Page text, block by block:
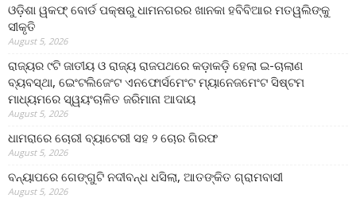
ଓଡ଼ିଶା ୱକଫ୍ ବୋର୍ଡ ପକ୍ଷରୁ ଧାମନଗରର ଖାନକା ହବିବିଆର ମତୱଲିଙ୍କୁ
ସୀକୃତି
August 5, 2026
ରାଜ୍ୟର ୯ଟି ଜାତୀୟ ଓ ରାଜ୍ୟ ରାଜପଥରେ କଡ଼ାକଡ଼ି ହେଲା ଇ-ଚାଲାଣ
ବ୍ୟବସ୍ଥା, ଇେଂଟଲିଜେଂଟ ଏନଫୋର୍ସମେଂଟ ମ୍ୟାନେଜମେଂଟ ସିଷ୍ଟମ
ମାଧ୍ୟମରେ ସ୍ୱୟଂଚାଳିତ ଜରିମାନା ଆଦାୟ
August 5, 2026
ଧାମରାରେ ଚୋରୀ ବ୍ୟାଟେରୀ ସହ ୨ ଚୋର ଗିରଫ
August 5, 2026
ବନ୍ୟାପରେ ଗେଙ୍ଗୁଟି ନଦୀବନ୍ଧ ଧସିଲା, ଆତଙ୍କିତ ଗ୍ରାମବାସୀ
August 5, 2026